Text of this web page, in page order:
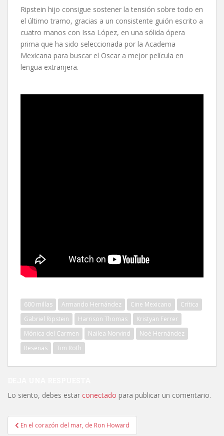
Ripstein hijo consigue sostener la tensión sobre todo en
el último tramo, gracias a un consistente guión escrito a
cuatro manos con Issa López, en una sólida ópera
prima que ha sido seleccionada por la Academa
Mexicana para buscar el Oscar a mejor película en
lengua extranjera.
600 millas Armando Hernández Cine Mexicano
Crítica
Gabriel Ripstein
Harrison Thomas
Kristyan Ferrer
Mónica del Carmen
Nailea Norvind
Noé Hernández
Reseñas
Tim Roth
Lo siento, debes estar conectado para publicar un comentario.
Navegación
En el corazón del mar, de Ron Howard